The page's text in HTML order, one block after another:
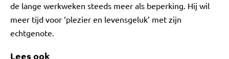
de lange werkweken steeds meer als beperking. Hij wil
meer tijd voor ‘plezier en levensgeluk’ met zijn
echtgenote.
Lees ook